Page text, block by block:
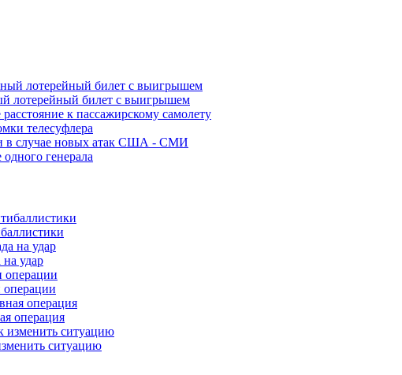
лотерейный билет с выигрышем
к пассажирскому самолету
телесуфлера
в случае новых атак США - СМИ
генерала
удар
операция
ситуацию